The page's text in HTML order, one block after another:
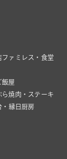
ファミレス・食堂
飯屋
ら焼肉・ステーキ
・縁日 厨房